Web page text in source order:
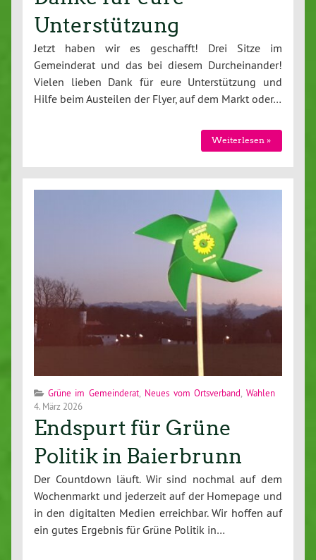
Unterstützung
Jetzt haben wir es geschafft! Drei Sitze im
Gemeinderat und das bei diesem Durcheinander!
Vielen lieben Dank für eure Unterstützung und
Hilfe beim Austeilen der Flyer, auf dem Markt oder…
Weiterlesen »
Grüne im Gemeinderat Neues vom Ortsverband ,Wahlen
4. März 2026
Endspurt für Grüne
Politik in Baierbrunn
Der Countdown läuft. Wir sind nochmal auf dem
Wochenmarkt und jederzeit auf der Homepage und
in den digitalten Medien erreichbar. Wir hoffen auf
ein gutes Ergebnis für Grüne Politik in…